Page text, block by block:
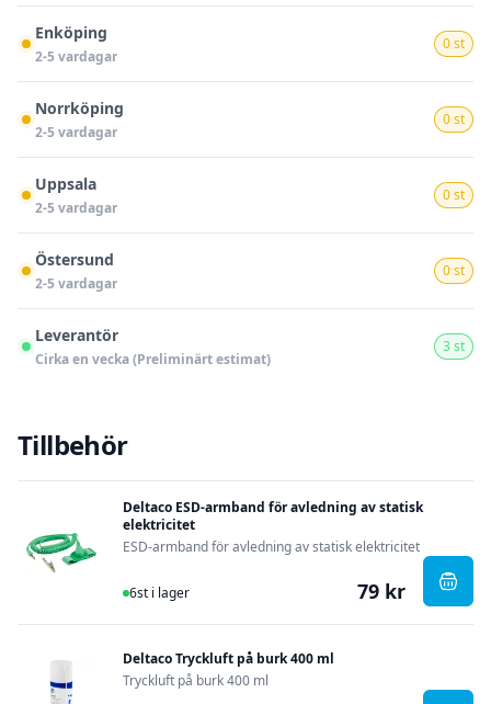
Enköping
2-5 vardagar
0 st
Norrköping
2-5 vardagar
0 st
Uppsala
2-5 vardagar
0 st
Östersund
2-5 vardagar
0 st
Leverantör
Cirka en vecka (Preliminärt estimat)
3 st
Tillbehör
Deltaco ESD-armband för avledning av statisk
elektricitet
ESD-armband för avledning av statisk elektricitet
I Lager
6st i lager 79 kr ,
Deltaco Tryckluft på burk 400 ml
Tryckluft på burk 400 ml